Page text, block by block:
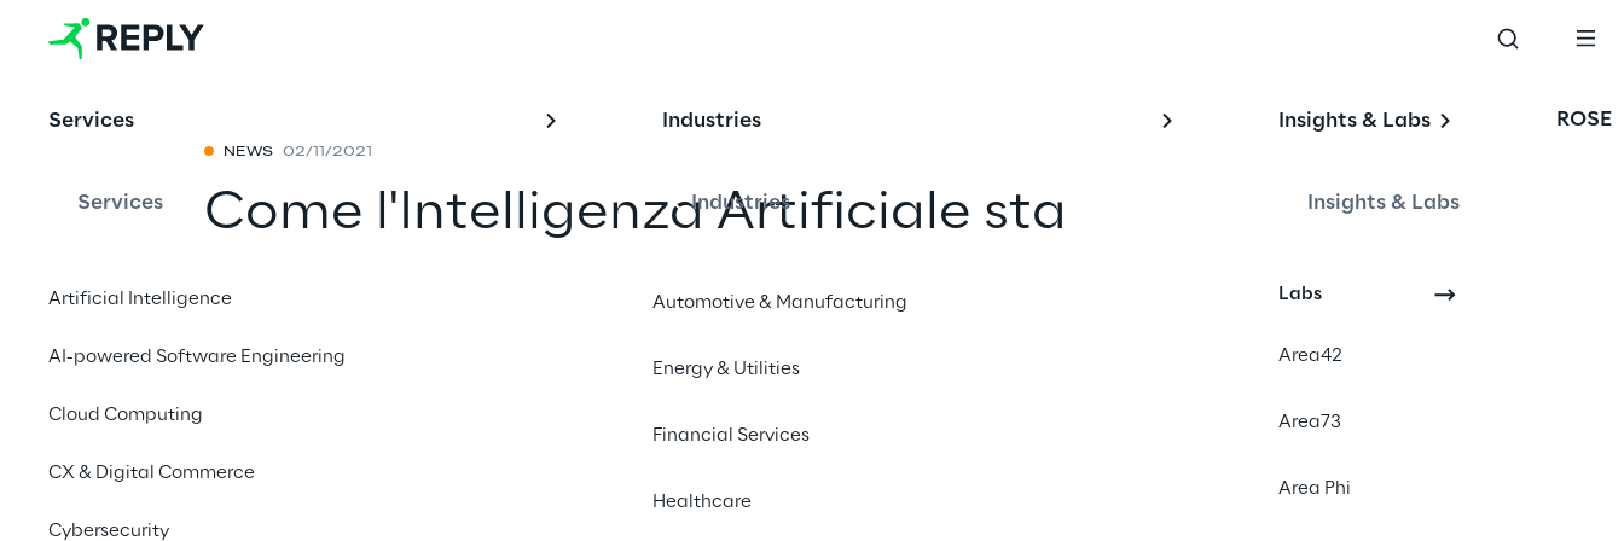
Services
Services
Artificial Intelligence
AI-powered Software Engineering
Cloud Computing
CX & Digital Commerce
Cybersecurity
Industries
Industries
Automotive & Manufacturing
Energy & Utilities
Financial Services
Healthcare
Insights & Labs
Insights & Labs
Labs
Area42
Area73
Area Phi
ROSE
NEWS 02/11/2021
Come l'Intelligenza Artificiale sta
marketing e migliorando le
esperienze dei consumatori
Digital Experience